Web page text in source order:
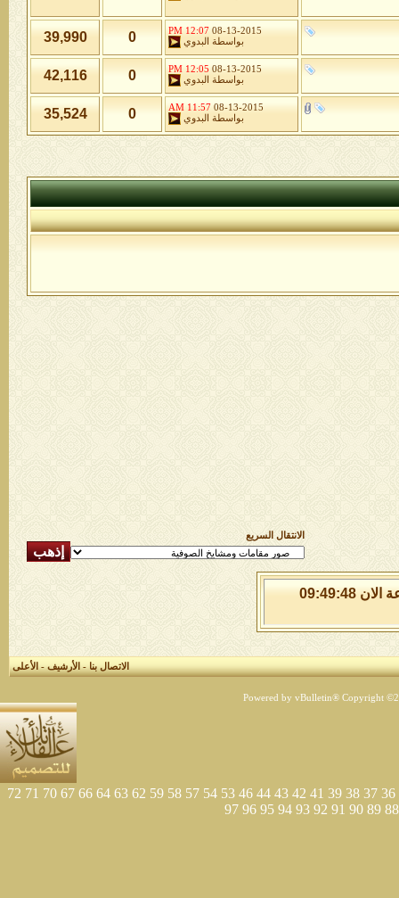
08-13-2015
12:07 PM
بواسطة
البدوي 0
39,990
08-13-2015
12:05 PM
بواسطة
البدوي 0
42,116
08-13-2015
11:57 AM
بواسطة
البدوي 0
35,524
الانتقال السريع
السبت 8 من اغسطس 2026 , الساعة الان 09:49:49
الاتصال بنا-الأرشيف-الأعلى
Powered by vBulletin® Copyright
36
37
38
39
41
42
43
44
46
53
54
57
58
59
62
63
64
66
67
70
71
72
88
89
90
91
92
93
94
95
96
97